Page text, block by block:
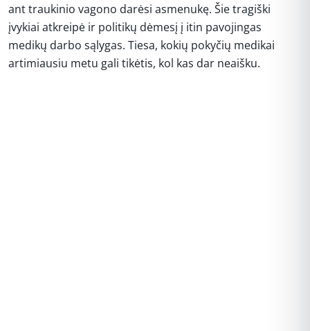
ant traukinio vagono darėsi asmenukę. Šie tragiški
įvykiai atkreipė ir politikų dėmesį į itin pavojingas
medikų darbo sąlygas. Tiesa, kokių pokyčių medikai
artimiausiu metu gali tikėtis, kol kas dar neaišku.